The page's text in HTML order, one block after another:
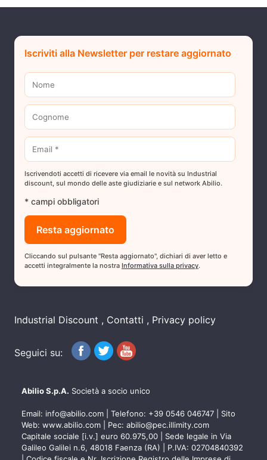
Iscriviti alla Newsletter per restare aggiornato
Iscrivendoti accetti di ricevere via email le novità su Industrial
discount, sul mondo delle aste giudiziarie e sul network Abilio.
* campi obbligatori
Cliccando sul pulsante "Resta aggiornato", dichiari di aver letto e
accetti integralmente la nostra Informativa sulla privacy.
Industrial Discount Contatti Privacy policy
Seguici su:
Abilio S.p.A. Società a socio unico
Email: info@abilio.com | Telefono: +39 0546 046747 | Sito
Web: www.abilio.com | Pec: abilio@pec.illimity.com
Capitale sociale [i.v.] euro 60.975,00 | Sede legale in Via
Galileo Galilei n.6, 48018 Faenza (RA) | P.IVA: 02704840392